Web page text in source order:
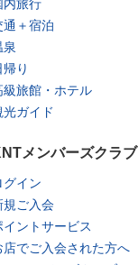
内旅行
通＋宿泊
泉
帰り
級旅館・ホテル
光ガイド
メンバーズクラブ
グイン
規ご入会
イントサービス
店でご入会された方へ